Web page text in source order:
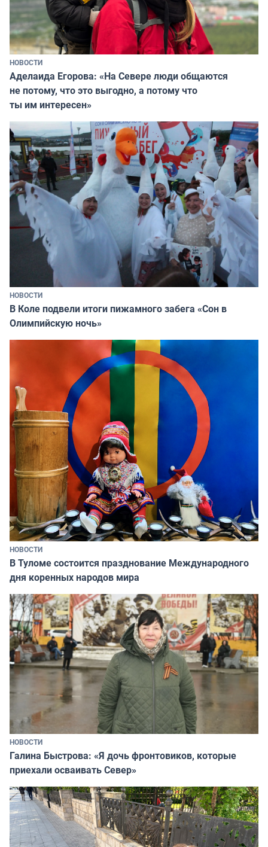
НОВОСТИ
Аделаида Егорова: «На Севере люди общаются
не потому, что это выгодно, а потому что
ты им интересен»
НОВОСТИ
В Коле подвели итоги пижамного забега «Сон в
Олимпийскую ночь»
НОВОСТИ
В Туломе состоится празднование Международного
дня коренных народов мира
НОВОСТИ
Галина Быстрова: «Я дочь фронтовиков, которые
приехали осваивать Север»